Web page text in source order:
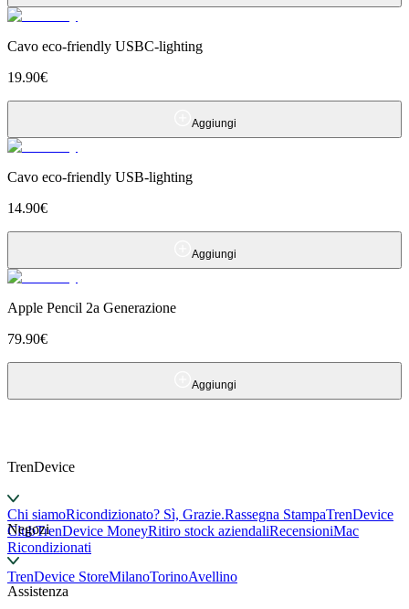
Cavo eco-friendly USBC-lighting
19.90€
Aggiungi
Cavo eco-friendly USB-lighting
14.90€
Aggiungi
Apple Pencil 2a Generazione
79.90€
Aggiungi
TrenDevice
Chi siamoRicondizionato? Sì, Grazie.Rassegna StampaTrenDevice
ClubTrenDevice MoneyRitiro stock aziendaliRecensioniMac
Ricondizionati
Negozi
TrenDevice StoreMilanoTorinoAvellino
Assistenza